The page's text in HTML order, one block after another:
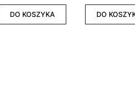
DO KOSZYKA DO